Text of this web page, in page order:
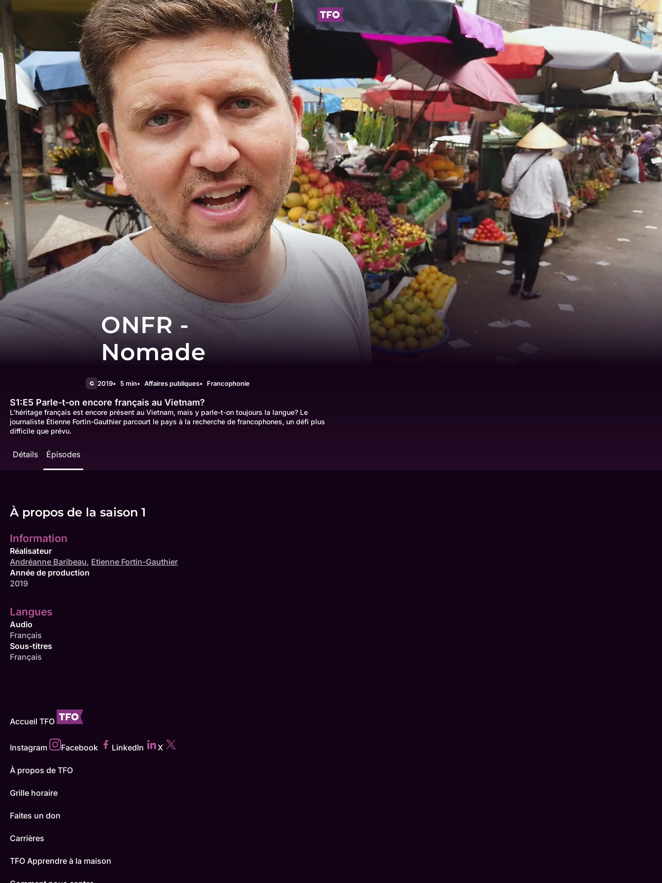
ONFR -
Nomade
G 2019 5 min Affaires publiques Francophonie
S1:E5 Parle-t-on encore français au Vietnam?
L'héritage français est encore présent au Vietnam, mais y parle-t-on toujours la langue? Le
journaliste Étienne Fortin-Gauthier parcourt le pays à la recherche de francophones, un défi plus
difficile que prévu.
Détails Épisodes
À propos de la saison 1
Information
Réalisateur
Andréanne Baribeau, Etienne Fortin-Gauthier
Année de production
2019
Langues
Audio
Français
Sous-titres
Français
Accueil TFO
Instagram Facebook LinkedIn X
À propos de TFO
Grille horaire
Faites un don
Carrières
TFO Apprendre à la maison